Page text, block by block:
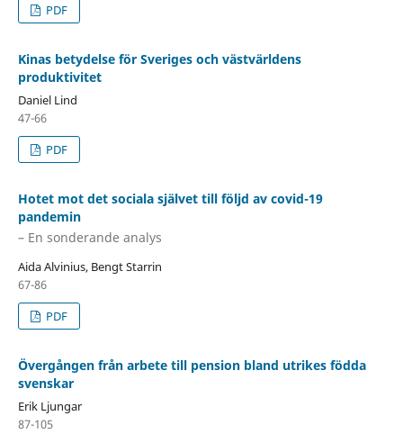
PDF
Kinas betydelse för Sveriges och västvärldens
produktivitet
Daniel Lind
47-66
PDF
Hotet mot det sociala självet till följd av covid-19
pandemin
– En sonderande analys
Aida Alvinius, Bengt Starrin
67-86
PDF
Övergången från arbete till pension bland utrikes födda
svenskar
Erik Ljungar
87-105